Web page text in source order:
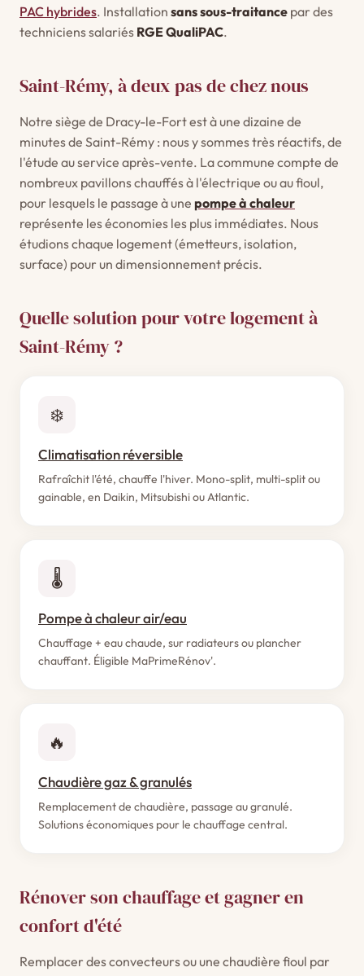
PAC hybrides. Installation sans sous-traitance par des
techniciens salariés RGE QualiPAC.
Saint-Rémy, à deux pas de chez nous
Notre siège de Dracy-le-Fort est à une dizaine de
minutes de Saint-Rémy : nous y sommes très réactifs, de
l'étude au service après-vente. La commune compte de
nombreux pavillons chauffés à l'électrique ou au fioul,
pour lesquels le passage à une pompe à chaleur
représente les économies les plus immédiates. Nous
étudions chaque logement (émetteurs, isolation,
surface) pour un dimensionnement précis.
Quelle solution pour votre logement à
Saint-Rémy ?
❄️
Climatisation réversible
Rafraîchit l'été, chauffe l'hiver. Mono-split, multi-split ou
gainable, en Daikin, Mitsubishi ou Atlantic.
🌡️
Pompe à chaleur air/eau
Chauffage + eau chaude, sur radiateurs ou plancher
chauffant. Éligible MaPrimeRénov'.
🔥
Chaudière gaz & granulés
Remplacement de chaudière, passage au granulé.
Solutions économiques pour le chauffage central.
Rénover son chauffage et gagner en
confort d'été
Remplacer des convecteurs ou une chaudière fioul par